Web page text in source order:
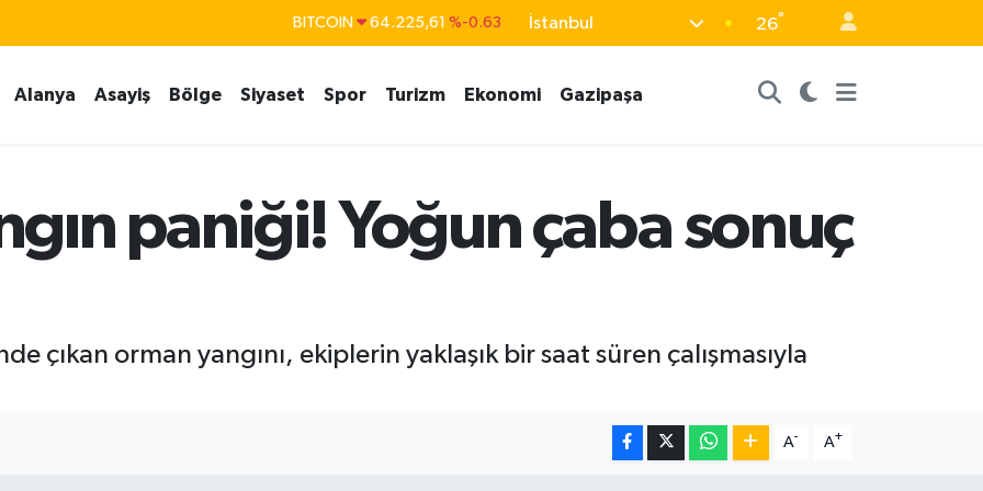
BITCOIN 64.225,61 %-0.63
EURO 55,0317 %-0.02
BİST100 13.799 %70
İstanbul 26°
Alanya Asayiş Bölge Siyaset Spor Turizm Ekonomi Gazipaşa
paniği! Yoğun çaba sonuç
çıkan orman yangını, ekiplerin yaklaşık bir saat süren çalışmasıyla
A- A+